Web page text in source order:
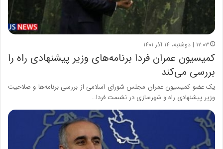
۱۲:۰۳ | دوشنبه، ۱۴ آذر ۱۴۰۱
کمیسیون عمران فردا برنامه‌های وزیر پیشنهادی راه را
بررسی می‌کند
یک عضو کمیسیون عمران مجلس شورای اسلامی از بررسی برنامه‌ها و صلاحیت
وزیر پیشنهادی راه و شهرسازی در نشست فردا…